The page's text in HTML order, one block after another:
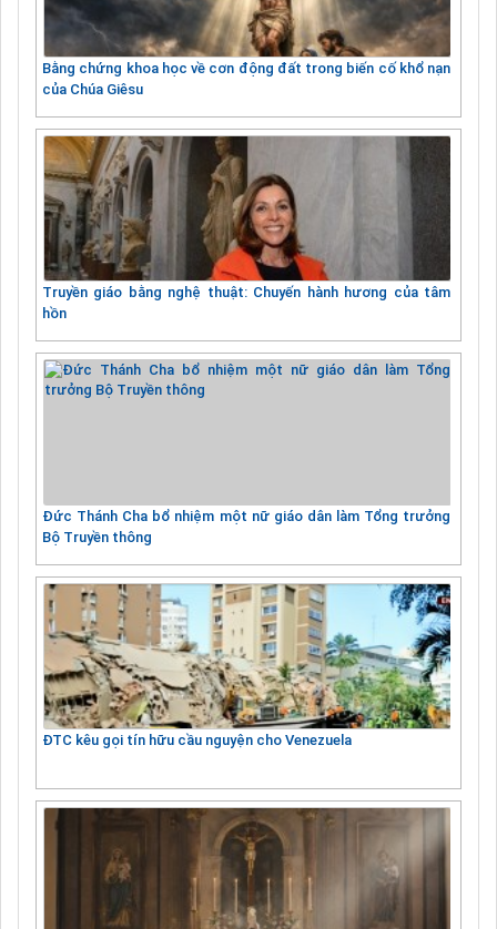
Bằng chứng khoa học về cơn động đất trong biến cố khổ nạn
của Chúa Giêsu
Truyền giáo bằng nghệ thuật: Chuyến hành hương của tâm
hồn
Đức Thánh Cha bổ nhiệm một nữ giáo dân làm Tổng trưởng
Bộ Truyền thông
ĐTC kêu gọi tín hữu cầu nguyện cho Venezuela